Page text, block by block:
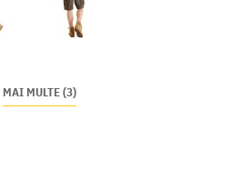
MAI MULTE (3)